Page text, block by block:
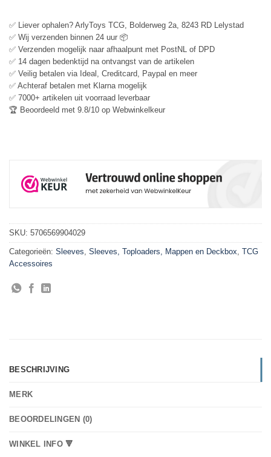
✅ Liever ophalen? ArlyToys TCG, Bolderweg 2a, 8243 RD Lelystad
✅ Wij verzenden binnen 24 uur 📦
✅ Verzenden mogelijk naar afhaalpunt met PostNL of DPD
✅ 14 dagen bedenktijd na ontvangst van de artikelen
✅ Veilig betalen via Ideal, Creditcard, Paypal en meer
✅ Achteraf betalen met Klarna mogelijk
✅ 7000+ artikelen uit voorraad leverbaar
🏆 Beoordeeld met 9.8/10 op Webwinkelkeur
SKU: 5706569904029
Categorieën: Sleeves Sleeves, Toploaders, Mappen en Deckbox TCG
Accessoires
BESCHRIJVING
MERK
BEOORDELINGEN (0)
WINKEL INFO 🔻